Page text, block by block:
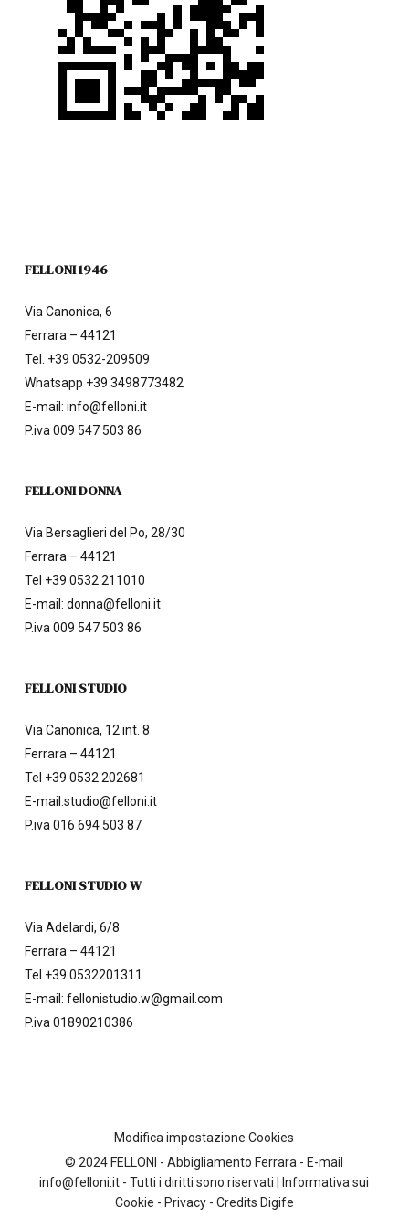
FELLONI 1946
Via Canonica, 6
Ferrara – 44121
Tel. +39 0532-209509
Whatsapp +39 3498773482
E-mail: info@felloni.it
P.iva 009 547 503 86
FELLONI DONNA
Via Bersaglieri del Po, 28/30
Ferrara – 44121
Tel +39 0532 211010
E-mail: donna@felloni.it
P.iva 009 547 503 86
FELLONI STUDIO
Via Canonica, 12 int. 8
Ferrara – 44121
Tel +39 0532 202681
E-mail:studio@felloni.it
P.iva 016 694 503 87
FELLONI STUDIO W
Via Adelardi, 6/8
Ferrara – 44121
Tel +39 0532201311
E-mail: fellonistudio.w@gmail.com
P.iva 01890210386
Modifica impostazione Cookies
© 2024 FELLONI - Abbigliamento Ferrara - E-mail
info@felloni.it - Tutti i diritti sono riservati |
Informativa sui
Cookie - Privacy - Credits Digife